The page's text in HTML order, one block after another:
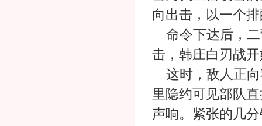
向出击，以一个
命令下达后，二
击，韩庄白刃战
这时，敌人正向
里隐约可见部队
声响。紧张的几